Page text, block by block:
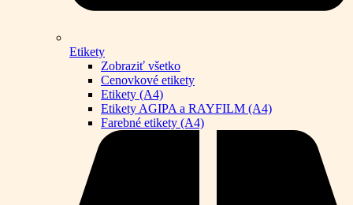
Etikety
Zobraziť všetko
Cenovkové etikety
Etikety (A4)
Etikety AGIPA a RAYFILM (A4)
Farebné etikety (A4)